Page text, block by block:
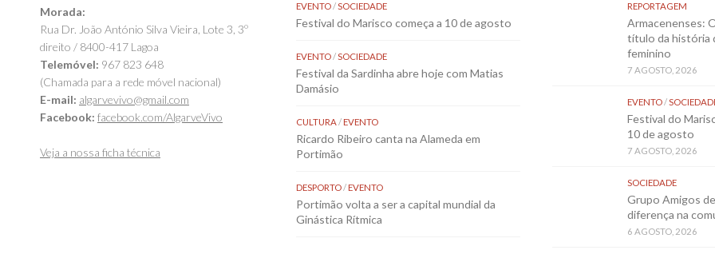
Morada:
Rua Dr. João António Silva Vieira, Lote 3, 3º
direito / 8400-417 Lagoa
Telemóvel: 967 823 648
(Chamada para a rede móvel nacional)
E-mail: algarvevivo@gmail.com
Facebook: facebook.com/AlgarveVivo
Veja a nossa ficha técnica
EVENTO/SOCIEDADE
Festival do Marisco começa a 10 de agosto
EVENTO/SOCIEDADE
Festival da Sardinha abre hoje com Matias
Damásio
CULTURA/EVENTO
Ricardo Ribeiro canta na Alameda em
Portimão
DESPORTO/EVENTO
Portimão volta a ser a capital mundial da
Ginástica Rítmica
REPORTAGEM
Armacenenses:
título da história
feminino
7 AGOSTO, 2026
EVENTO/
Festival do
10 de agosto
7 AGOSTO, 2026
SOCIEDADE
Grupo Amigos
diferença na
6 AGOSTO, 2026